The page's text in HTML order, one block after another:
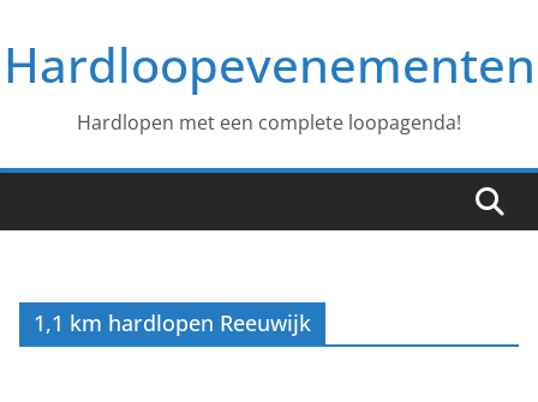
naar
deHardloopevenementen
Hardlopen met een complete loopagenda!
1,1 km hardlopen Reeuwijk